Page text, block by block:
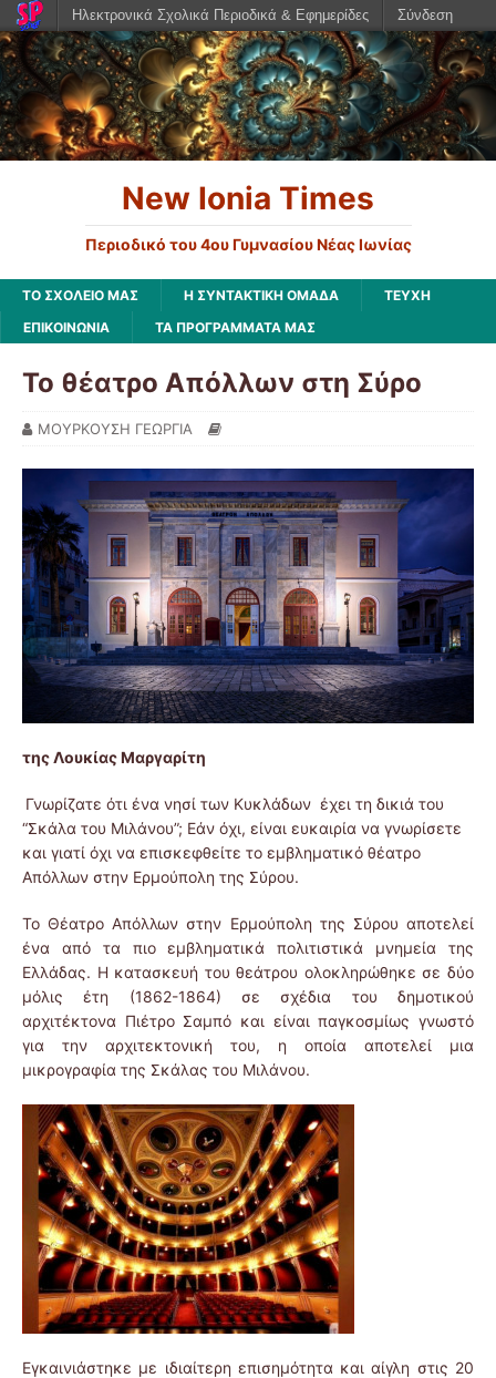
New Ionia Times
Περιοδικό του 4ου Γυμνασίου Νέας Ιωνίας
ΤΟ ΣΧΟΛΕΙΟ ΜΑΣ Η ΣΥΝΤΑΚΤΙΚΗ ΟΜΑΔΑ
ΤΕΥΧΗ
ΕΠΙΚΟΙΝΩΝΙΑ
ΤΑ ΠΡΟΓΡΑΜΜΑΤΑ ΜΑΣ
Το θέατρο Απόλλων στη Σύρο
ΜΟΥΡΚΟΥΣΗ ΓΕΩΡΓΙΑ
της Λουκίας Μαργαρίτη
Γνωρίζατε ότι ένα νησί των Κυκλάδων έχει τη δικιά του
“Σκάλα του Μιλάνου”; Εάν όχι, είναι ευκαιρία να γνωρίσετε
και γιατί όχι να επισκεφθείτε το εμβληματικό θέατρο
Απόλλων στην Ερμούπολη της Σύρου.
Το Θέατρο Απόλλων στην Ερμούπολη της Σύρου αποτελεί
ένα από τα πιο εμβληματικά πολιτιστικά μνημεία της
Ελλάδας. Η κατασκευή του θεάτρου ολοκληρώθηκε σε δύο
μόλις έτη (1862-1864) σε σχέδια του δημοτικού
αρχιτέκτονα Πιέτρο Σαμπό και είναι παγκοσμίως γνωστό
για την αρχιτεκτονική του, η οποία αποτελεί μια
μικρογραφία της Σκάλας του Μιλάνου.
Εγκαινιάστηκε με ιδιαίτερη επισημότητα και αίγλη στις 20
Ηλεκτρονικά Σχολικά Περιοδικά & Εφημερίδες Σύνδεση